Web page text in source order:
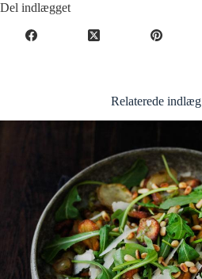
Del indlægget
Relaterede indlæg